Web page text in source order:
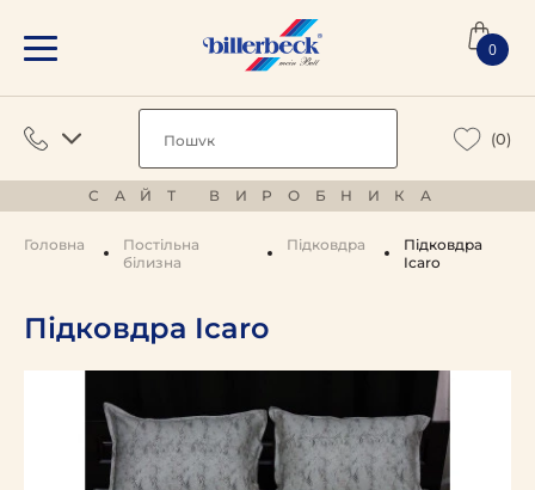
0
(0)
САЙТ ВИРОБНИКА
Головна
Постільна
білизна
Підковдра
Підковдра
Icaro
Підковдра Icaro